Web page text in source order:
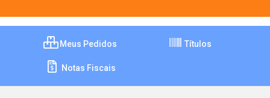
Meus Pedidos Títulos
Notas Fiscais